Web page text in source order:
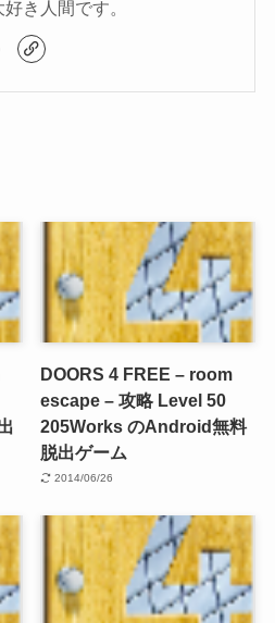
き人間です。
DOORS 4 FREE – room
escape – 攻略 Level 50
205Works のAndroid無料
脱出ゲーム
2014/06/26